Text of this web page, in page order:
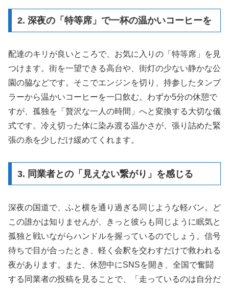
2. 深夜の「特等席」で一杯の温かいコーヒーを
配達のキリが良いところで、お気に入りの「特等席」を見
つけます。街を一望できる高台や、街灯の少ない静かな公
園の脇などです。そこでエンジンを切り、持参したタンブ
ラーから温かいコーヒーを一口飲む。わずか5分の休憩で
すが、孤独を「贅沢な一人の時間」へと変換する大切な儀
式です。冷え切った体に染み渡る温かさが、張り詰めた緊
張の糸を少しだけ緩めてくれます。
3. 同業者との「見えない繋がり」を感じる
深夜の国道で、ふと横を通り過ぎる同じような軽バン。ど
この誰かは知りませんが、きっと彼らも同じように眠気と
孤独と戦いながらハンドルを握っているのでしょう。信号
待ちで目が合ったとき、軽く会釈を交わすだけで救われる
夜があります。また、休憩中にSNSを開き、全国で奮闘
する同業者の投稿を見ることで、「走っているのは自分だ